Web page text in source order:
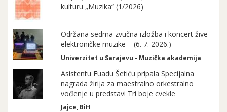
kulturu „Muzika“ (1/2026)
Održana sedma zvučna izložba i koncert žive
elektroničke muzike – (6. 7. 2026.)
Univerzitet u Sarajevu - Muzička akademija
Asistentu Fuadu Šetiću pripala Specijalna
nagrada žirija za maestralno orkestralno
vođenje u predstavi Tri boje cvekle
Jajce, BiH